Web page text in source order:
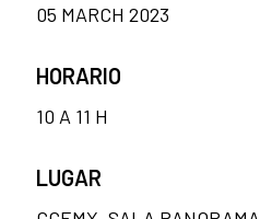
05 MARCH 2023
HORARIO
10 A 11 H
LUGAR